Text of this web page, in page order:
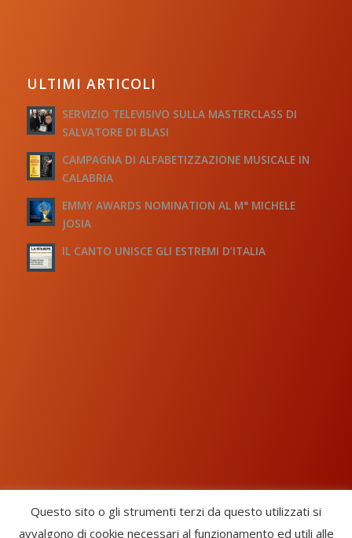
ULTIMI ARTICOLI
SERVIZIO TELEVISIVO SULLA MASTERCLASS DI
SALVATORE DI BLASI
CAMPAGNA DI ALFABETIZZAZIONE MUSICALE IN
CALABRIA
EMMY AWARDS NOMINATION AL M° MICHELE
JOSIA
IL CANTO UNISCE GLI ESTREMI D’ITALIA
Questo sito o gli strumenti terzi da questo utilizzati si
avvalgono di cookie necessari al funzionamento ed utili alle